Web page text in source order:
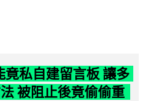
私自建留言板 讓多
被阻止後竟偷偷重